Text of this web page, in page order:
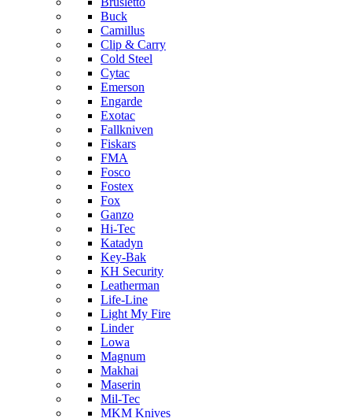
Buck
Camillus
Clip & Carry
Cold Steel
Cytac
Emerson
Engarde
Exotac
Fallkniven
Fiskars
FMA
Fosco
Fostex
Fox
Ganzo
Hi-Tec
Katadyn
Key-Bak
KH Security
Leatherman
Life-Line
Light My Fire
Linder
Lowa
Magnum
Makhai
Maserin
Mil-Tec
MKM Knives